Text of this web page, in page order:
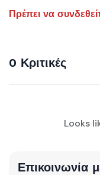
Πρέπει να
0 Κριτικές
Looks
Επικοινωνία